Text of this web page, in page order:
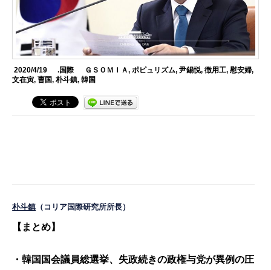
2020/4/19 .国際 ＧＳＯＭＩＡ, ポピュリズム, 尹錫悦, 徴用工, 慰安婦,
文在寅,曺国,朴斗鎮,韓国
朴斗鎮 （コリア国際研究所所長）
【まとめ】
・韓国国会議員総選挙、失政続きの政権与党が異例の圧